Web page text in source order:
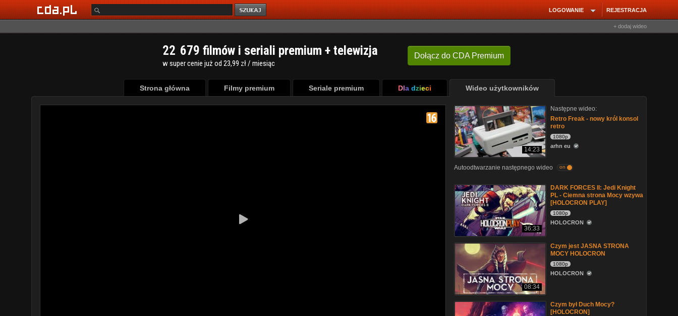
REJESTRACJA
LOGOWANIE
+ dodaj wideo
Dołącz do CDA Premium
22 679 filmów i seriali premium + telewizja
w super cenie już od 23,99 zł / miesiąc
Strona główna Filmy premium Seriale premium Dla dzieci Wideo użytkowników
14:23
Następne wideo:
Retro Freak - nowy król konsol
retro
1080p
arhn eu
Autoodtwarzanie następnego wideo on
36:33
DARK FORCES II: Jedi Knight
PL - Ciemna strona Mocy wzywa
[HOLOCRON PLAY]
1080p
HOLOCRON
08:34
Czym jest JASNA STRONA
MOCY HOLOCRON
1080p
HOLOCRON
Czym był Duch Mocy?
[HOLOCRON]